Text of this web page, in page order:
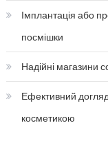
Імплантація або
посмішки
Надійні магазини
Ефективний
косметикою